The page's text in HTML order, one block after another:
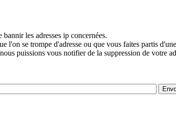
les adresses ip concernées.
l'on se trompe d'adresse ou que vous faites partis
puissions vous notifier de la suppression de votre